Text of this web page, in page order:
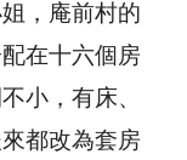
，庵前村的
在十六個房
小，有床、
都改為套房